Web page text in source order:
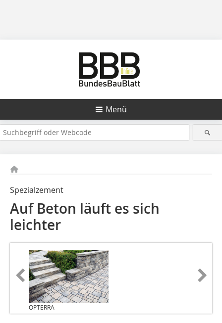
Menü
Spezialzement
Auf Beton läuft es sich
leichter
OPTERRA